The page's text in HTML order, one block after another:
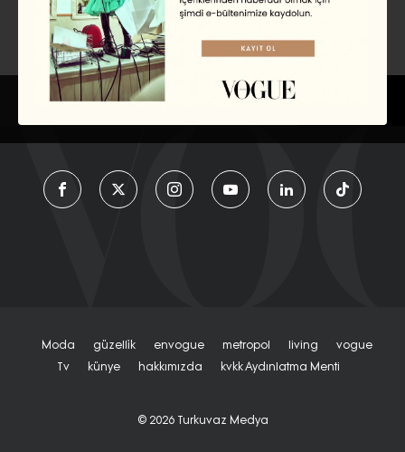
EDİSYON
Moda Güzelli̇k Envogue Metropol Living
Vogue
Tv
Künye Hakkımızda Kvkk Aydınlatma Menti
© 2026 Turkuvaz Medya